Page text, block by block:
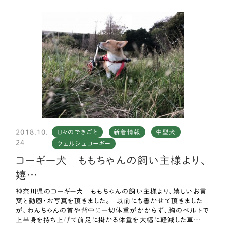
2018.10.
24
日々のできごと 新着情報
中型犬
ウェルシュコーギー
コーギー犬 ももちゃんの飼い主様より、
嬉…
神奈川県のコーギー犬 ももちゃんの飼い主様より、嬉しいお言
葉と動画・お写真を頂きました。 以前にも書かせて頂きました
が、わんちゃんの首や背中に一切体重がかからず、胸のベルトで
上半身を持ち上げて前足に掛かる体重を大幅に軽減した車…